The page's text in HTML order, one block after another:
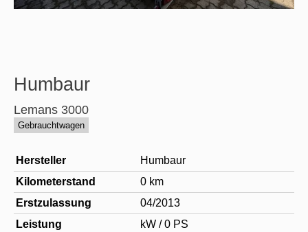
Humbaur
Lemans 3000
Gebrauchtwagen
Hersteller
Humbaur
Kilometerstand
0 km
Erstzulassung
04/2013
Leistung
kW / 0 PS